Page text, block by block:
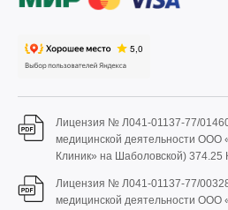
Лицензия № Л041-01137-77/
медицинской деятельности ООО
Клиник» на Шаболовской) 374.25
Лицензия № Л041-01137-77/
медицинской деятельности ООО